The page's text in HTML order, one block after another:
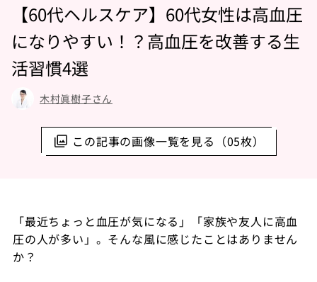
この記事の画像一覧を見る（05枚）
【60代ヘルスケア】60代女性は高血圧
になりやすい！？高血圧を改善する生
活習慣4選
木村眞樹子さん
「最近ちょっと血圧が気になる」「家族や友人に高血
圧の人が多い」。そんな風に感じたことはありません
か？